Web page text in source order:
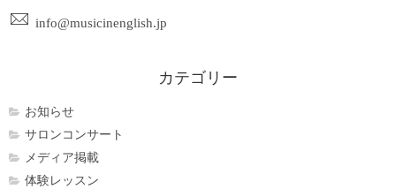
info@musicinenglish.jp
カテゴリー
お知らせ
サロンコンサート
メディア掲載
体験レッスン